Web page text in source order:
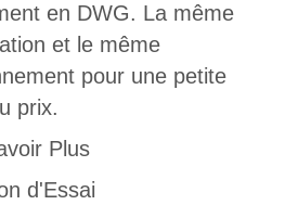
en DWG. La même
et le même
pour une petite
prix.
Plus
d'Essai